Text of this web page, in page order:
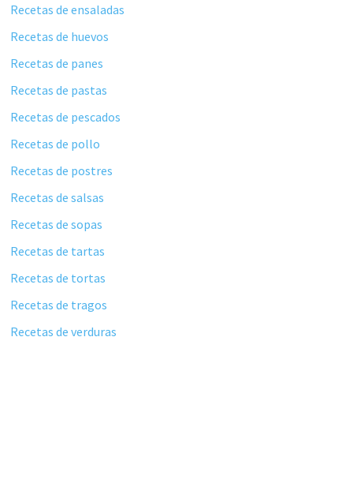
Recetas de ensaladas
Recetas de huevos
Recetas de panes
Recetas de pastas
Recetas de pescados
Recetas de pollo
Recetas de postres
Recetas de salsas
Recetas de sopas
Recetas de tartas
Recetas de tortas
Recetas de tragos
Recetas de verduras